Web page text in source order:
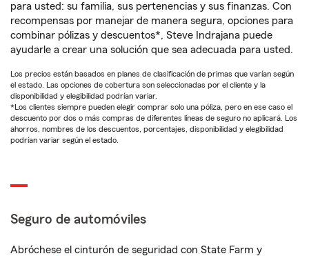
para usted: su familia, sus pertenencias y sus finanzas. Con
recompensas por manejar de manera segura, opciones para
combinar pólizas y descuentos*, Steve Indrajana puede
ayudarle a crear una solución que sea adecuada para usted.
Los precios están basados en planes de clasificación de primas que varían según
el estado. Las opciones de cobertura son seleccionadas por el cliente y la
disponibilidad y elegibilidad podrían variar.
*Los clientes siempre pueden elegir comprar solo una póliza, pero en ese caso el
descuento por dos o más compras de diferentes líneas de seguro no aplicará. Los
ahorros, nombres de los descuentos, porcentajes, disponibilidad y elegibilidad
podrían variar según el estado.
Seguro de automóviles
Abróchese el cinturón de seguridad con State Farm y